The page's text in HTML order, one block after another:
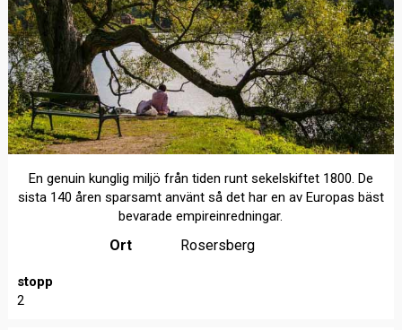
En genuin kunglig miljö från tiden runt sekelskiftet 1800. De
sista 140 åren sparsamt använt så det har en av Europas bäst
bevarade empireinredningar.
Ort Rosersberg
stopp
2